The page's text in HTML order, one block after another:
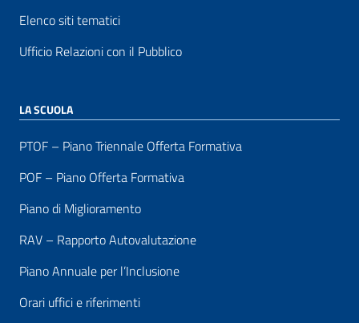
Elenco siti tematici
Ufficio Relazioni con il Pubblico
LA SCUOLA
PTOF – Piano Triennale Offerta Formativa
POF – Piano Offerta Formativa
Piano di Miglioramento
RAV – Rapporto Autovalutazione
Piano Annuale per l’Inclusione
Orari uffici e riferimenti